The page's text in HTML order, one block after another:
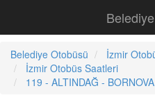
Belediye Otobüsü
İzmir
İzmir Otobüs Saatleri
119 - ALTINDAĞ -